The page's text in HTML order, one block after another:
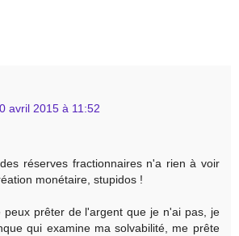
avril 2015 à 11:52
réserves fractionnaires n'a rien à voir
monétaire, stupidos !
peux prêter de l'argent que je n'ai pas, je
qui examine ma solvabilité, me prête